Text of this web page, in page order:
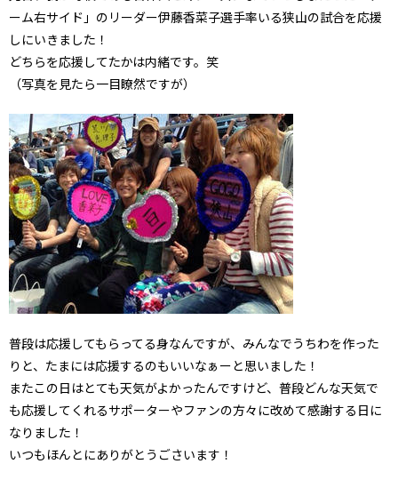
ーム右サイド」のリーダー伊藤香菜子選手率いる狭山の試合を応援
しにいきました！
どちらを応援してたかは内緒です。笑
（写真を見たら一目瞭然ですが）
普段は応援してもらってる身なんですが、みんなでうちわを作った
りと、たまには応援するのもいいなぁーと思いました！
またこの日はとても天気がよかったんですけど、普段どんな天気で
も応援してくれるサポーターやファンの方々に改めて感謝する日に
なりました！
いつもほんとにありがとうごさいます！